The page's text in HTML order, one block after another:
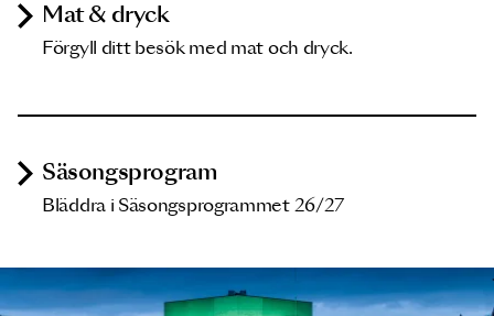
Mat & dryck
Förgyll ditt besök med mat och dryck.
Säsongsprogram
Bläddra i Säsongsprogrammet 26/27